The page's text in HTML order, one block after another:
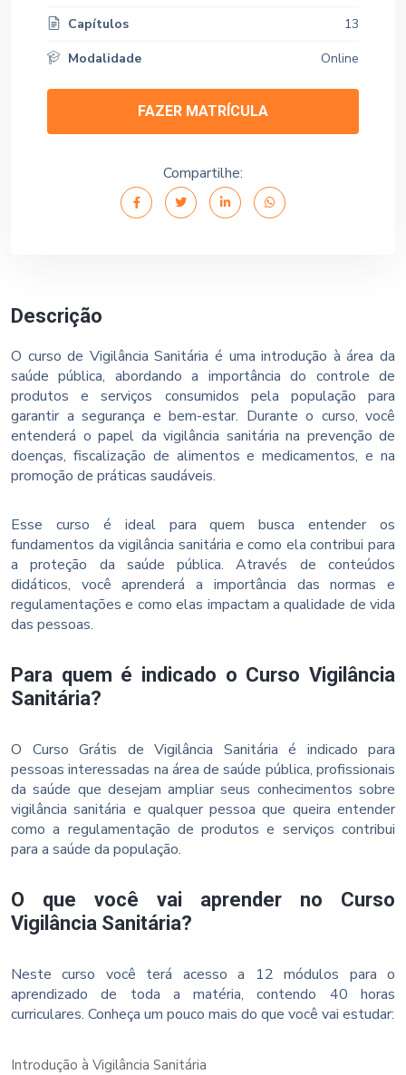
Descrição
O curso de Vigilância Sanitária é uma introdução à área da
saúde pública, abordando a importância do controle de
produtos e serviços consumidos pela população para
garantir a segurança e bem-estar. Durante o curso, você
entenderá o papel da vigilância sanitária na prevenção de
doenças, fiscalização de alimentos e medicamentos, e na
promoção de práticas saudáveis.
Esse curso é ideal para quem busca entender os
fundamentos da vigilância sanitária e como ela contribui para
a proteção da saúde pública. Através de conteúdos
didáticos, você aprenderá a importância das normas e
regulamentações e como elas impactam a qualidade de vida
das pessoas.
Para quem é indicado o Curso Vigilância
Sanitária?
O Curso Grátis de Vigilância Sanitária é indicado para
pessoas interessadas na área de saúde pública, profissionais
da saúde que desejam ampliar seus conhecimentos sobre
vigilância sanitária e qualquer pessoa que queira entender
como a regulamentação de produtos e serviços contribui
para a saúde da população.
O que você vai aprender no Curso
Vigilância Sanitária?
Neste curso você terá acesso a 12 módulos para o
aprendizado de toda a matéria, contendo 40 horas
curriculares. Conheça um pouco mais do que você vai estudar:
Introdução à Vigilância Sanitária
Capítulos
13
Modalidade
Online
FAZER MATRÍCULA
Compartilhe: